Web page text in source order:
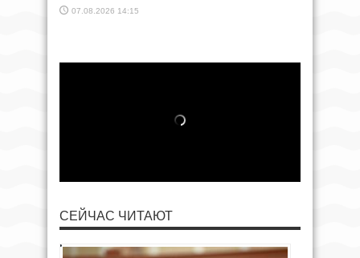
07.08.2026 14:15
СЕЙЧАС ЧИТАЮТ